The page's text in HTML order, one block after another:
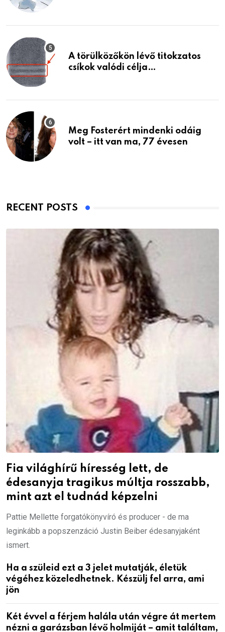
A törülközőkön lévő titokzatos
csíkok valódi célja…
Meg Fosterért mindenki odáig
volt – itt van ma, 77 évesen
RECENT POSTS
Fia világhírű híresség lett, de
édesanyja tragikus múltja rosszabb,
mint azt el tudnád képzelni
Pattie Mellette forgatókönyvíró és producer - de ma
leginkább a popszenzáció Justin Beiber édesanyjaként
ismert.
Ha a szüleid ezt a 3 jelet mutatják, életük
végéhez közeledhetnek. Készülj fel arra, ami
jön
Két évvel a férjem halála után végre át mertem
nézni a garázsban lévő holmiját – amit találtam,